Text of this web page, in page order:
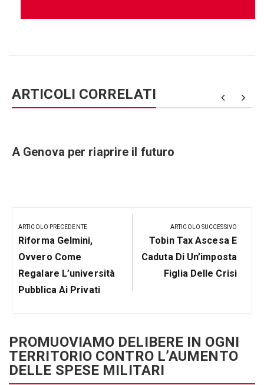
ARTICOLI CORRELATI
A Genova per riaprire il futuro
articoli
ARTICOLO PRECEDENTE
Articolo
Precedente:
Riforma Gelmini,
Ovvero Come
Regalare L’università
Pubblica Ai Privati
ARTICOLO SUCCESSIVO
Prossimo
Post
Tobin Tax Ascesa E
Caduta Di Un’imposta
Figlia Delle Crisi
PROMUOVIAMO DELIBERE IN OGNI
TERRITORIO CONTRO L’AUMENTO
DELLE SPESE MILITARI